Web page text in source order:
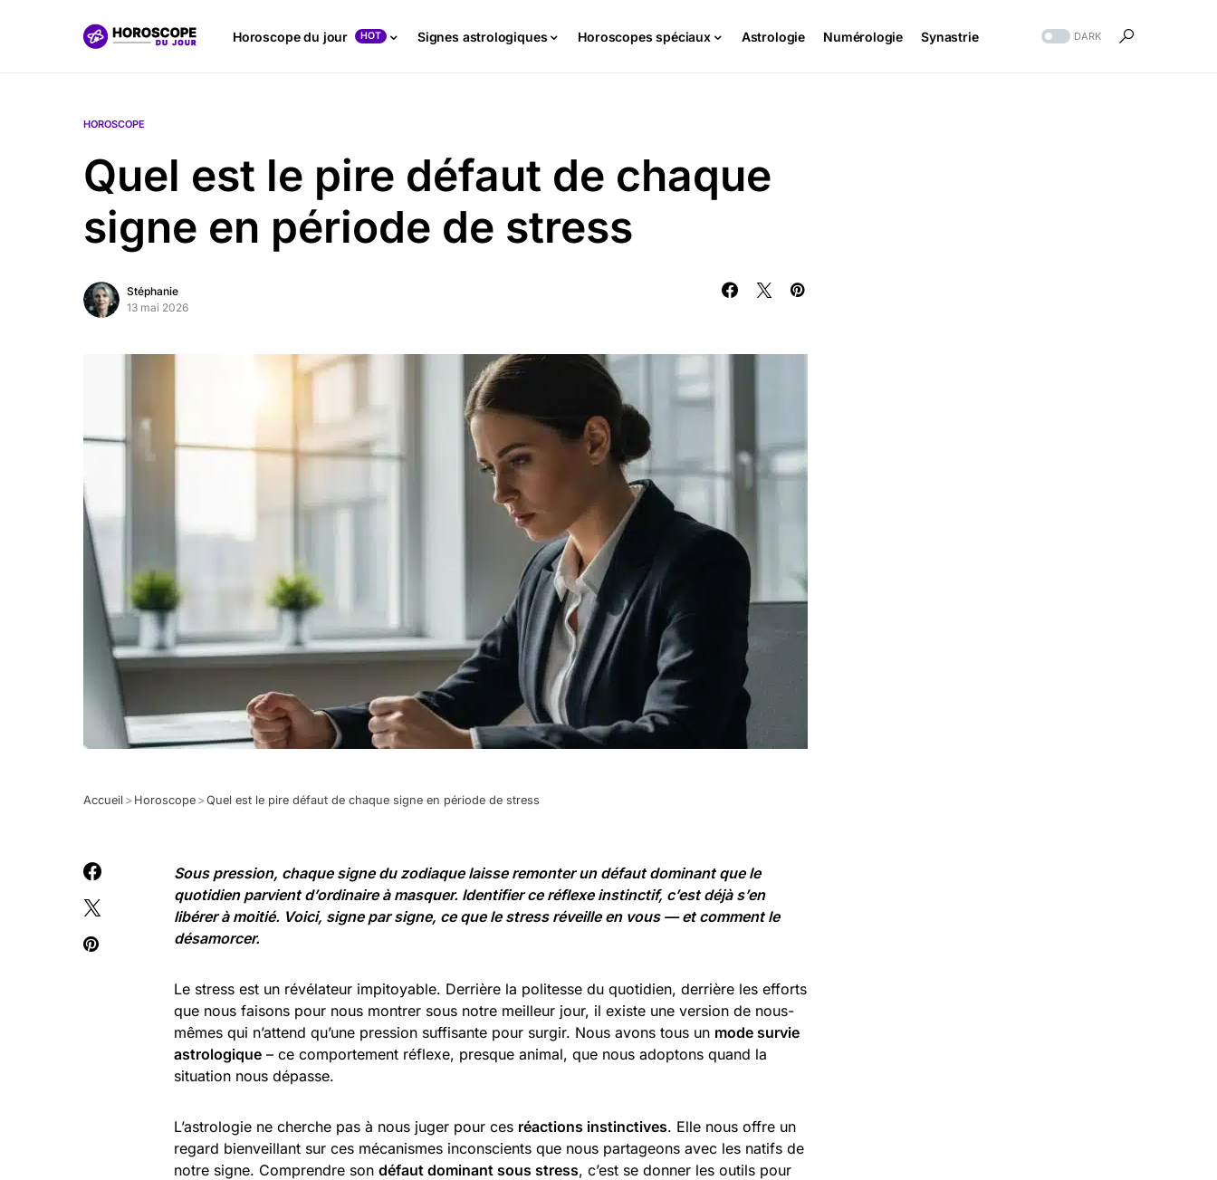
Horoscope du jour HOT Signes astrologiques Horoscopes spéciaux Astrologie Numérologie Synastrie DARK
HOROSCOPE
Quel est le pire défaut de chaque
signe en période de stress
Stéphanie
13 mai 2026
Accueil > Horoscope >Quel est le pire défaut de chaque signe en période de stress
Sous pression, chaque signe du zodiaque laisse remonter un défaut dominant que le
quotidien parvient d’ordinaire à masquer. Identifier ce réflexe instinctif, c’est déjà s’en
libérer à moitié. Voici, signe par signe, ce que le stress réveille en vous — et comment le
désamorcer.
Le stress est un révélateur impitoyable. Derrière la politesse du quotidien, derrière les efforts
que nous faisons pour nous montrer sous notre meilleur jour, il existe une version de nous-
mêmes qui n’attend qu’une pression suffisante pour surgir. Nous avons tous un mode survie
astrologique – ce comportement réflexe, presque animal, que nous adoptons quand la
situation nous dépasse.
L’astrologie ne cherche pas à nous juger pour ces réactions instinctives. Elle nous offre un
regard bienveillant sur ces mécanismes inconscients que nous partageons avec les natifs de
notre signe. Comprendre son défaut dominant sous stress, c’est se donner les outils pour